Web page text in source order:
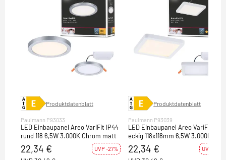
Produktdatenblatt
Paulmann P93033
LED Einbaupanel Areo VariFit IP44
rund 118 6,5W 3.000K Chrom matt
22,34 € UVP -27%
Produktdatenblatt
Paulmann P93039
LED Einbaupanel Areo VariFit IP44
eckig 118x118mm 6,5W 3.000K
22,34 € UVP -27%